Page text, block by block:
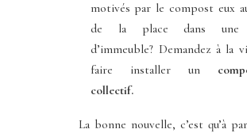
motivés par le compost eux
de la place dans une
d’immeuble? Demandez à la
faire installer un
collectif.
La bonne nouvelle, c’est qu’à